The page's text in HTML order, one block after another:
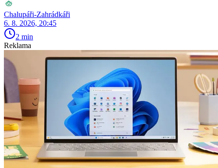
Chalupáři-Zahrádkáři
6. 8. 2026, 20:45
2 min
Reklama